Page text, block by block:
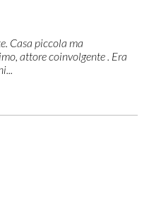
Casa piccola ma
attore coinvolgente . Era